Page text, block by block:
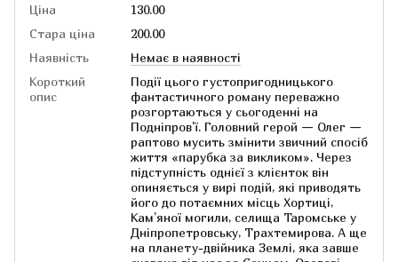
Ціна
130.00
Стара ціна
200.00
Наявність
Немає в наявності
Короткий
опис
Події цього густопригодницького
фантастичного роману переважно
розгортаються у сьогоденні на
Подніпров'ї. Головний герой — Олег —
раптово мусить змінити звичний спосіб
життя «парубка за викликом». Через
підступність однієї з клієнток він
опиняється у вирі подій, які приводять
його до потаємних місць Хортиці,
Кам’яної могили, селища Таромське у
Дніпропетровську, Трахтемирова. А ще
на планету-двійника Землі, яка завше